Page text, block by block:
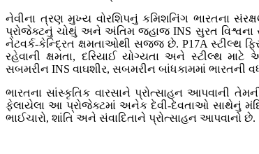
નેવીના ત્રણ મુખ્ય વોરશિપનું કમિશનિંગ ભારતના
પ્રોજેક્ટનું ચોથું અને અંતિમ જહાજ INS સુરત વિશ્વના
નેટવર્ક-કેન્દ્રિત ક્ષમતાઓથી સજ્જ છે. P17A સ્ટીલ્થ
રહેવાની ક્ષમતા, દરિયાઈ યોગ્યતા અને સ્ટીલ્થ
સબમરીન INS વાઘશીર, સબમરીન બાંધકામમાં
ભારતના સાંસ્કૃતિક વારસાને પ્રોત્સાહન આપવાની
ફેલાયેલા આ પ્રોજેક્ટમાં અનેક દેવી-દેવતાઓ સાથેનું
ભાઈચારો, શાંતિ અને સંવાદિતાને પ્રોત્સાહન આપવાનો છે.